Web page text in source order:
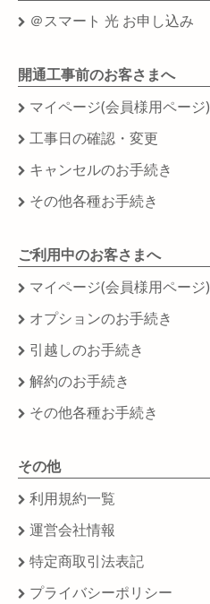
＠スマート 光 お申し込み
開通工事前のお客さまへ
マイページ(会員様用ページ)
工事日の確認・変更
キャンセルのお手続き
その他各種お手続き
ご利用中のお客さまへ
マイページ(会員様用ページ)
オプションのお手続き
引越しのお手続き
解約のお手続き
その他各種お手続き
その他
利用規約一覧
運営会社情報
特定商取引法表記
プライバシーポリシー